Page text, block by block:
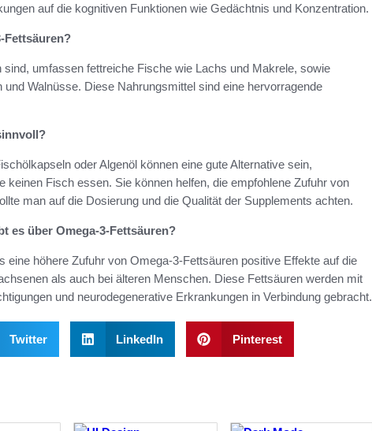
auf die kognitiven Funktionen wie Gedächtnis und Konzentration.
Fettsäuren?
umfassen fettreiche Fische wie Lachs und Makrele, sowie
Walnüsse. Diese Nahrungsmittel sind eine hervorragende
oder Algenöl können eine gute Alternative sein,
keinen Fisch essen. Sie können helfen, die empfohlene Zufuhr von
man auf die Dosierung und die Qualität der Supplements achten.
es über Omega-3-Fettsäuren?
höhere Zufuhr von Omega-3-Fettsäuren positive Effekte auf die
als auch bei älteren Menschen. Diese Fettsäuren werden mit
und neurodegenerative Erkrankungen in Verbindung gebracht.
Twitter LinkedIn Pinterest